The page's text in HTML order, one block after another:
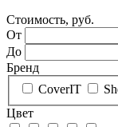
Стоимость, руб.
От
До
Бренд
CoverIT
Цвет